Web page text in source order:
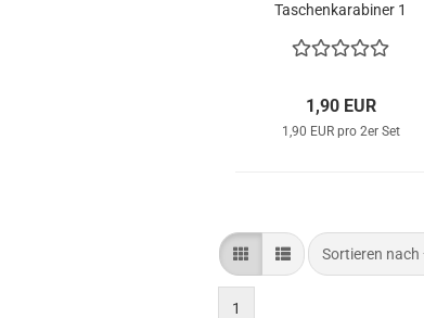
Taschenkarabiner 1
1,90 EUR
1,90 EUR pro 2er Set
Sortieren nach
Sortieren nach
1